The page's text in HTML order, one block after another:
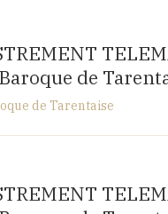
de
de Tarentaise